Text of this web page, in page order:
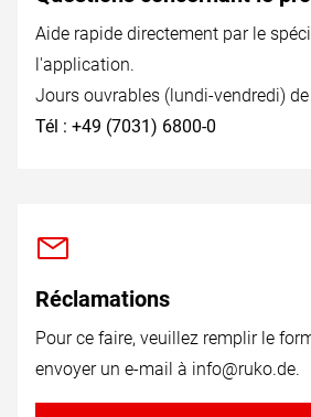
Aide rapide directement par le
l'application.
Jours ouvrables (lundi-vendredi)
Tél : +49 (7031) 6800-0
Réclamations
Pour ce faire, veuillez remplir le
envoyer un e-mail à info@ruko.de.